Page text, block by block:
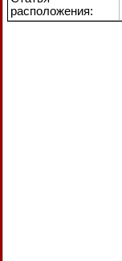
расположения: